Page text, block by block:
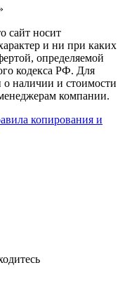
сайт носит
и ни при каких
определяемой
кодекса РФ. Для
наличии и стоимости
компании.
копирования и